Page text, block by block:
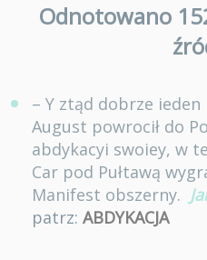
Odnotowano
– Y ztąd dobrze ieden
August powrocił do
abdykacyi swoiey, w
Car pod Pułtawą
Manifest obszerny.
patrz: ABDYKACJA